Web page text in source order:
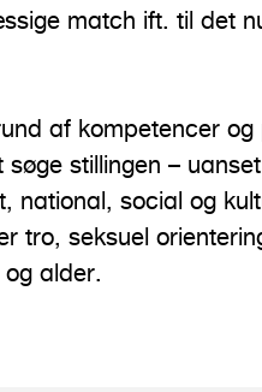
match ift. til det
af kompetencer og
stillingen –
national, social og
tro, seksuel
alder.